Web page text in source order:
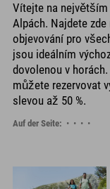
Vítejte na
Alpách. Najdete
objevování pro
jsou ideálním
dovolenou v
můžete rezervovat
slevou až 50 %.
Auf der Seite: